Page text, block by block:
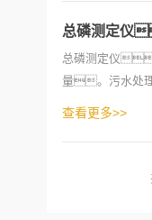
总磷测定仪
总磷测定仪
量。污水处
磷含量
查看更多>>